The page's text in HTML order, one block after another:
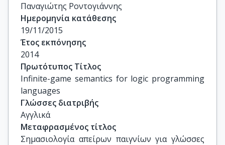
Παναγιώτης Ροντογιάννης
Ημερομηνία κατάθεσης
19/11/2015
Έτος εκπόνησης
2014
Πρωτότυπος Τίτλος
Infinite-game semantics for logic programming
languages
Γλώσσες διατριβής
Αγγλικά
Μεταφρασμένος τίτλος
Σημασιολογία απείρων παιγνίων για γλώσσες